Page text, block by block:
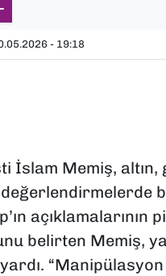
- 19:18
İslam Memiş,
belirten Memiş,